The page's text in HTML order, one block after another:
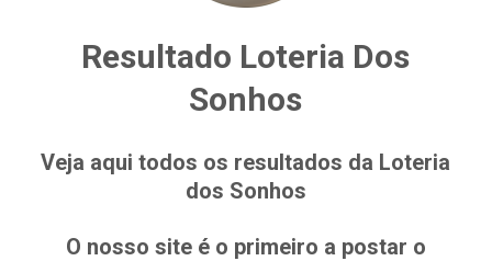
Resultado Loteria Dos
Sonhos
Veja aqui todos os resultados da Loteria
dos Sonhos
O nosso site é o primeiro a postar o